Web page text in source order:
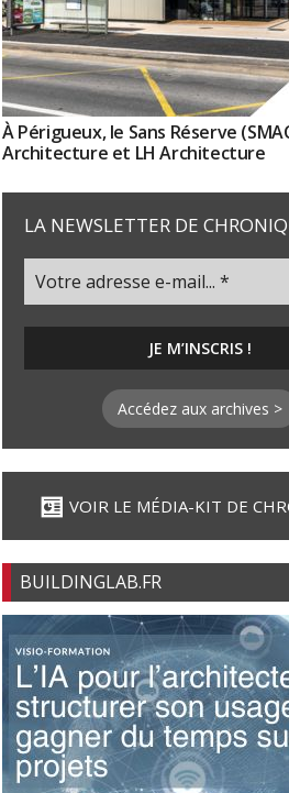
À Périgueux, le Sans Réserve
Architecture et LH Architecture
LA NEWSLETTER DE
Accédez aux archives >
VOIR LE MÉDIA-KIT DE
BUILDINGLAB.FR